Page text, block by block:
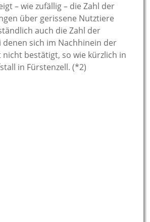
– wie zufällig – die Zahl der
über gerissene Nutztiere
auch die Zahl der
sich im Nachhinein der
bestätigt, so wie kürzlich in
in Fürstenzell. (*2)